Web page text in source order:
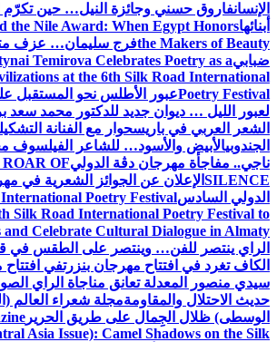
الإنسانفاروق حسني وجائزة النيل… حين تكرّم
أبنائهاthe Nile Award: When Egypt Honors
the Makers of Beautyفرج سليمان… عزف
ضبابيTemirova Celebrates Poetry as a
at the 6th Silk Road International
Poetry Festivalعبور الأطلس نحو المستقبل
لعبور الليل … ديوان جديد للدكتور محمد
الشعر العربي في باريسحوار مع الفنانة
الجندوبيالأبيض والأسود… للشاعر الفيلسوف
ناجي.. مفاجأة مهرجان دڨة الدوليOF
SILENCE الإعلان عن الجوائز الشعرية في
الدولي السادسPoetry Festival
Silk Road International Poetry Festival to
and Celebrate Cultural Dialogue in Almaty
الراي ينتصر للفن… وينتصر على الطقس في
الكاف تغرد في افتتاح مهرجان بنزرتفي
سيدي منصور المعدلة تعانق مناجاة الراي
حديث الاحتلال والمقاومةمجلة شعراء العالم
الوسطى) ظلال الجِمال على طريق الحرير
Asia Issue): Camel Shadows on the Silk